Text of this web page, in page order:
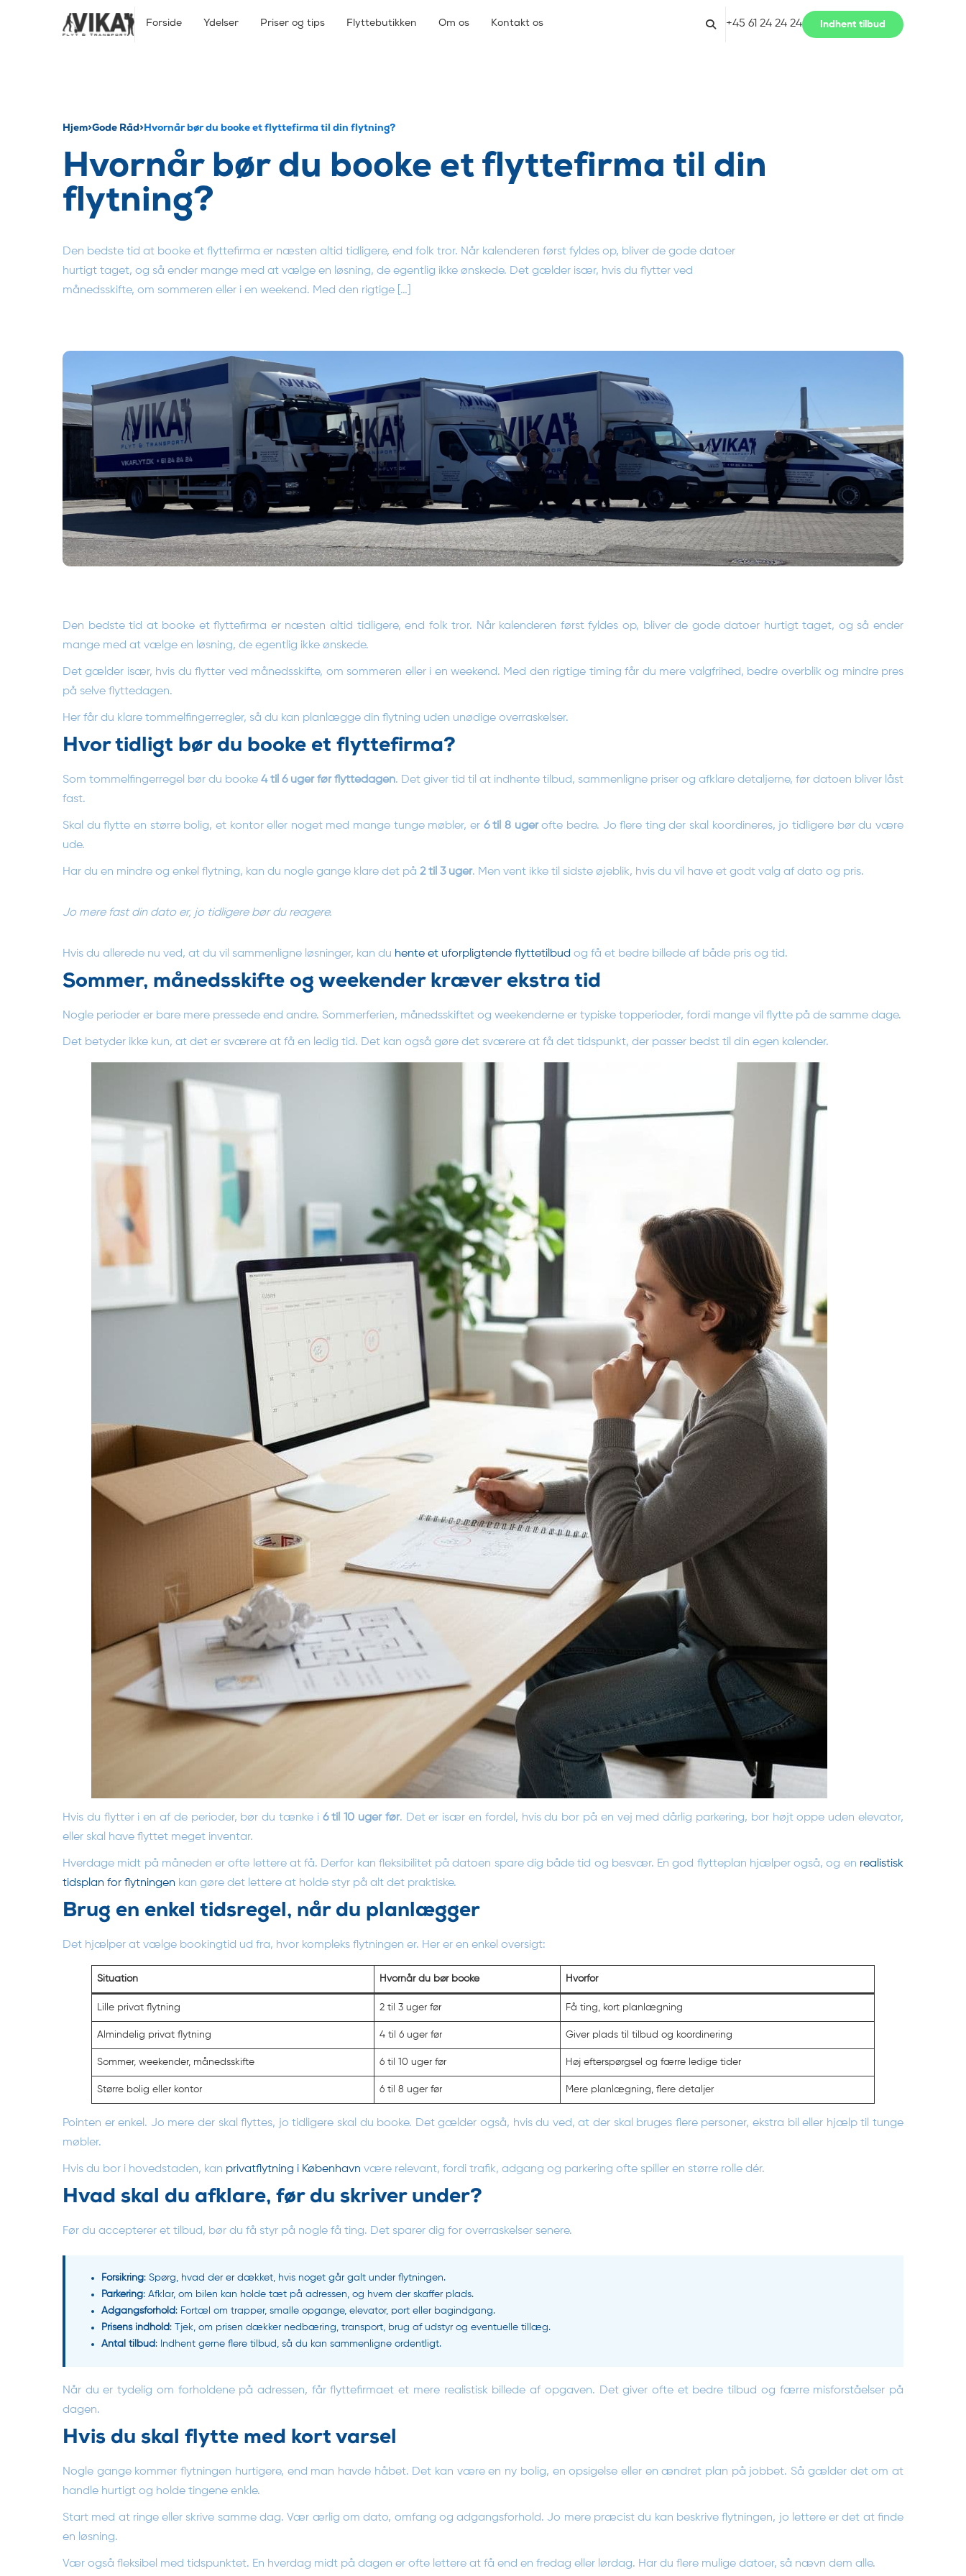
Forside Ydelser Priser og tips Flyttebutikken Om os Kontakt os +45 61 24 24 24 Indhent tilbud
Hjem>Gode Råd> Hvornår bør du booke et flyttefirma til din flytning?
Hvornår bør du booke et flyttefirma til din
flytning?
Den bedste tid at booke et flyttefirma er næsten altid tidligere, end folk tror. Når kalenderen først fyldes op, bliver de gode datoer
hurtigt taget, og så ender mange med at vælge en løsning, de egentlig ikke ønskede. Det gælder især, hvis du flytter ved
månedsskifte, om sommeren eller i en weekend. Med den rigtige […]
Den bedste tid at booke et flyttefirma er næsten altid tidligere, end folk tror. Når kalenderen først fyldes op, bliver de gode datoer hurtigt taget, og så ender
mange med at vælge en løsning, de egentlig ikke ønskede.
Det gælder især, hvis du flytter ved månedsskifte, om sommeren eller i en weekend. Med den rigtige timing får du mere valgfrihed, bedre overblik og mindre pres
på selve flyttedagen.
Her får du klare tommelfingerregler, så du kan planlægge din flytning uden unødige overraskelser.
Hvor tidligt bør du booke et flyttefirma?
Som tommelfingerregel bør du booke 4 til 6 uger før flyttedagen. Det giver tid til at indhente tilbud, sammenligne priser og afklare detaljerne, før datoen bliver låst
fast.
Skal du flytte en større bolig, et kontor eller noget med mange tunge møbler, er 6 til 8 ugerofte bedre. Jo flere ting der skal koordineres, jo tidligere bør du være
ude.
Har du en mindre og enkel flytning, kan du nogle gange klare det på 2 til 3 uger. Men vent ikke til sidste øjeblik, hvis du vil have et godt valg af dato og pris.
Jo mere fast din dato er, jo tidligere bør du reagere.
Hvis du allerede nu ved, at du vil sammenligne løsninger, kan du hente et uforpligtende flyttetilbud og få et bedre billede af både pris og tid.
Sommer, månedsskifte og weekender kræver ekstra tid
Nogle perioder er bare mere pressede end andre. Sommerferien, månedsskiftet og weekenderne er typiske topperioder, fordi mange vil flytte på de samme dage.
Det betyder ikke kun, at det er sværere at få en ledig tid. Det kan også gøre det sværere at få det tidspunkt, der passer bedst til din egen kalender.
Hvis du flytter i en af de perioder, bør du tænke i 6 til 10 uger før. Det er især en fordel, hvis du bor på en vej med dårlig parkering, bor højt oppe uden elevator,
eller skal have flyttet meget inventar.
Hverdage midt på måneden er ofte lettere at få. Derfor kan fleksibilitet på datoen spare dig både tid og besvær. En god flytteplan hjælper også, og en realistisk
tidsplan for flytningen kan gøre det lettere at holde styr på alt det praktiske.
Brug en enkel tidsregel, når du planlægger
Det hjælper at vælge bookingtid ud fra, hvor kompleks flytningen er. Her er en enkel oversigt:
Situation Hvornår du bør booke Hvorfor
Lille privat flytning 2 til 3 uger før Få ting, kort planlægning
Almindelig privat flytning 4 til 6 uger før Giver plads til tilbud og koordinering
Sommer, weekender, månedsskifte 6 til 10 uger før Høj efterspørgsel og færre ledige tider
Større bolig eller kontor 6 til 8 uger før Mere planlægning, flere detaljer
Pointen er enkel. Jo mere der skal flyttes, jo tidligere skal du booke. Det gælder også, hvis du ved, at der skal bruges flere personer, ekstra bil eller hjælp til tunge
møbler.
Hvis du bor i hovedstaden, kan privatflytning i København være relevant, fordi trafik, adgang og parkering ofte spiller en større rolle dér.
Hvad skal du afklare, før du skriver under?
Før du accepterer et tilbud, bør du få styr på nogle få ting. Det sparer dig for overraskelser senere.
Forsikring: Spørg, hvad der er dækket, hvis noget går galt under flytningen.
Parkering: Afklar, om bilen kan holde tæt på adressen, og hvem der skaffer plads.
Adgangsforhold : Fortæl om trapper, smalle opgange, elevator, port eller bagindgang.
Prisens indhold : Tjek, om prisen dækker nedbæring, transport, brug af udstyr og eventuelle tillæg.
Antal tilbud : Indhent gerne flere tilbud, så du kan sammenligne ordentligt.
Når du er tydelig om forholdene på adressen, får flyttefirmaet et mere realistisk billede af opgaven. Det giver ofte et bedre tilbud og færre misforståelser på
dagen.
Hvis du skal flytte med kort varsel
Nogle gange kommer flytningen hurtigere, end man havde håbet. Det kan være en ny bolig, en opsigelse eller en ændret plan på jobbet. Så gælder det om at
handle hurtigt og holde tingene enkle.
Start med at ringe eller skrive samme dag. Vær ærlig om dato, omfang og adgangsforhold. Jo mere præcist du kan beskrive flytningen, jo lettere er det at finde
en løsning.
Vær også fleksibel med tidspunktet. En hverdag midt på dagen er ofte lettere at få end en fredag eller lørdag. Har du flere mulige datoer, så nævn dem alle.